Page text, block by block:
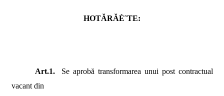
HOTĂRĂÈ˜TE:
Art.1. Se aprobă transformarea unui post contractual
vacant din